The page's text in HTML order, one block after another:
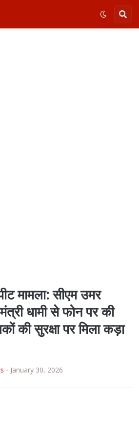
मामला: सीएम उमर
धामी से फोन पर की
की सुरक्षा पर मिला कड़ा
- January 30, 2026